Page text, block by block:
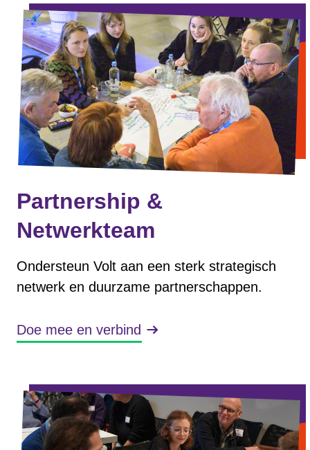
Partnership &
Netwerkteam
Ondersteun Volt aan een sterk strategisch
netwerk en duurzame partnerschappen.
Doe mee en verbind